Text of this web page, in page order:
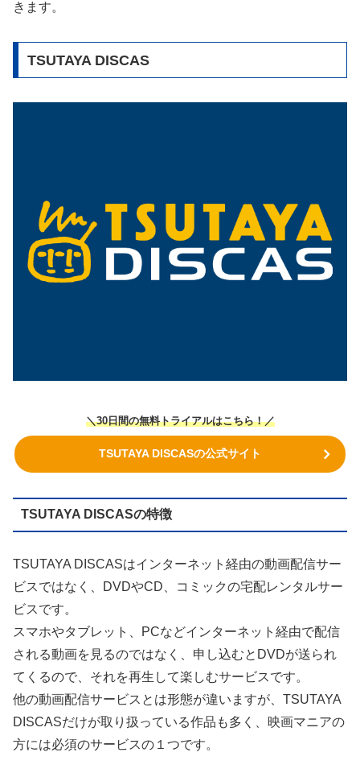
きます。
TSUTAYA DISCAS
＼30日間の無料トライアルはこちら！／
TSUTAYA DISCASの公式サイト
TSUTAYA DISCASの特徴
TSUTAYA DISCASはインターネット経由の動画配信サー
ビスではなく、DVDやCD、コミックの宅配レンタルサー
ビスです。
スマホやタブレット、PCなどインターネット経由で配信
される動画を見るのではなく、申し込むとDVDが送られ
てくるので、それを再生して楽しむサービスです。
他の動画配信サービスとは形態が違いますが、TSUTAYA
DISCASだけが取り扱っている作品も多く、映画マニアの
方には必須のサービスの１つです。